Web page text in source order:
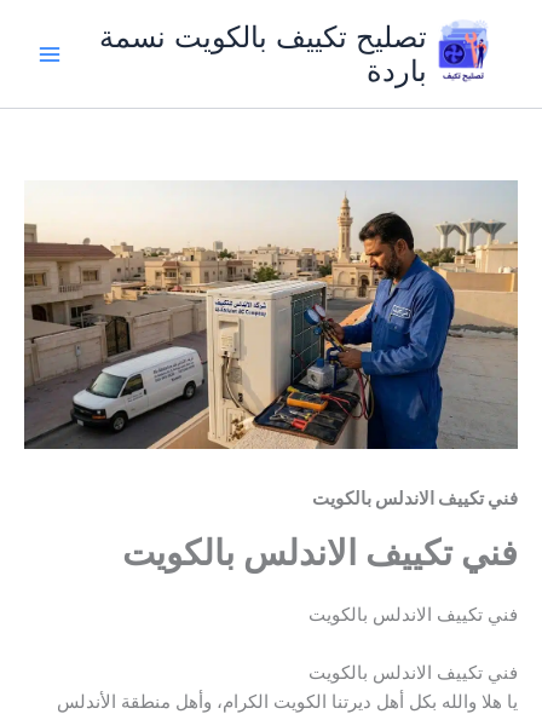
المحتوى
تصليح تكييف بالكويت نسمة
باردة
فني تكييف الاندلس بالكويت
فني تكييف الاندلس بالكويت
فني تكييف الاندلس بالكويت
فني تكييف الاندلس بالكويت
يا هلا والله بكل أهل ديرتنا الكويت الكرام، وأهل منطقة الأندلس